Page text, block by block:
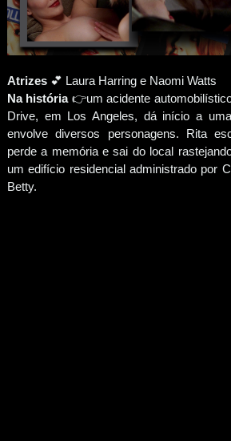
Atrizes 💕 Laura Harring e Naomi Watts
Na história👉um acidente
Drive, em Los Angeles, dá início a
envolve diversos personagens. Rita
perde a memória e sai do local
um edifício residencial administrado por
Betty.